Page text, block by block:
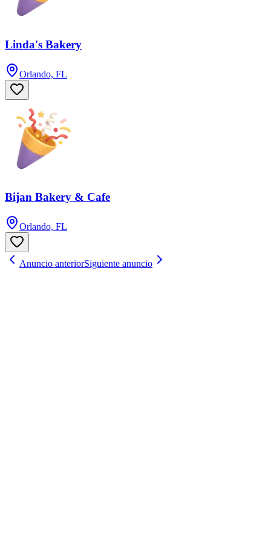
Linda's Bakery
Orlando, FL
Bijan Bakery & Cafe
Orlando, FL
Anuncio anteriorSiguiente anuncio